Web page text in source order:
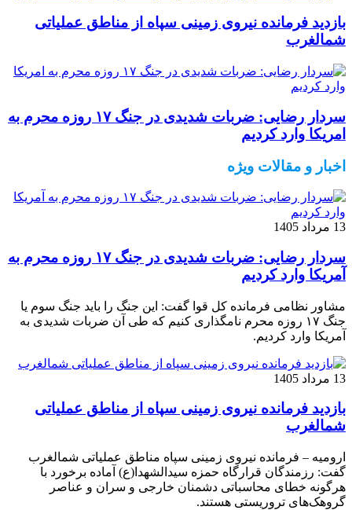
بازدید فرمانده نیروی زمینی سپاه از مناطق عملیاتی
شمالغرب
سردار رضایی: ضربات شدیدی در جنگ ۱۷ روزه محرم به
امریکا وارد کردیم
اخبار و مقالات ویژه
13 مرداد 1405
سردار رضایی: ضربات شدیدی در جنگ ۱۷ روزه محرم به
آمریکا وارد کردیم
مشاور نظامی فرمانده کل قوا گفت: این جنگ را باید جنگ سوم یا
جنگ ۱۷ روزه محرم نامگذاری کنیم که طی آن ضربات شدیدی به
آمریکا وارد کردیم.
13 مرداد 1405
بازدید فرمانده نیروی زمینی سپاه از مناطق عملیاتی
شمالغرب
ارومیه – فرمانده نیروی زمینی سپاه مناطق عملیاتی شمالغرب
گفت: رزمندگان قرارگاه حمزه سیدالشهدا(ع) آماده برخورد با
هرگونه خطای محاسباتی دشمنان خارجی و سران و عناصر
گروهک‌های تروریستی هستند.